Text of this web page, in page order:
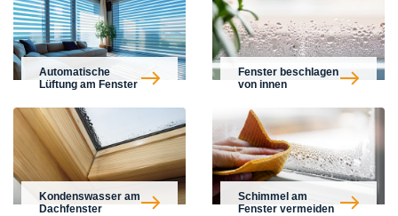
Automatische
Lüftung am Fenster
Fenster beschlagen
von innen
Kondenswasser am
Dachfenster
Schimmel am
Fenster vermeiden